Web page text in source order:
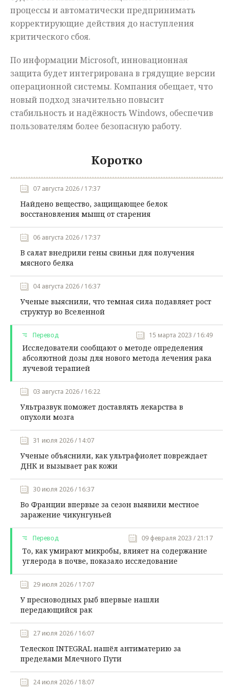
процессы и автоматически предпринимать
корректирующие действия до наступления
критического сбоя.
По информации Microsoft, инновационная
защита будет интегрирована в грядущие версии
операционной системы. Компания обещает, что
новый подход значительно повысит
стабильность и надёжность Windows, обеспечив
пользователям более безопасную работу.
Коротко
07 августа 2026 / 17:37
Найдено вещество, защищающее белок
восстановления мышц от старения
06 августа 2026 / 17:37
В салат внедрили гены свиньи для получения
мясного белка
04 августа 2026 / 16:37
Ученые выяснили, что темная сила подавляет рост
структур во Вселенной
Перевод 15 марта 2023 / 16:49
Исследователи сообщают о методе определения
абсолютной дозы для нового метода лечения рака
лучевой терапией
03 августа 2026 / 16:22
Ультразвук поможет доставлять лекарства в
опухоли мозга
31 июля 2026 / 14:07
Ученые объяснили, как ультрафиолет повреждает
ДНК и вызывает рак кожи
30 июля 2026 / 16:37
Во Франции впервые за сезон выявили местное
заражение чикунгуньей
Перевод 09 февраля 2023 / 21:17
То, как умирают микробы, влияет на содержание
углерода в почве, показало исследование
29 июля 2026 / 17:07
У пресноводных рыб впервые нашли
передающийся рак
27 июля 2026 / 16:07
Телескоп INTEGRAL нашёл антиматерию за
пределами Млечного Пути
24 июля 2026 / 18:07